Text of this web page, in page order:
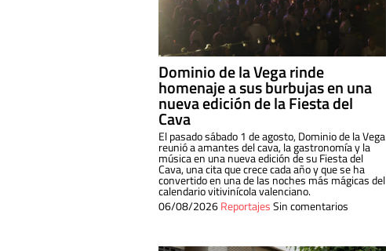
Dominio de la Vega rinde
homenaje a sus burbujas en una
nueva edición de la Fiesta del
Cava
El pasado sábado 1 de agosto, Dominio de la Vega
reunió a amantes del cava, la gastronomía y la
música en una nueva edición de su Fiesta del
Cava, una cita que crece cada año y que se ha
convertido en una de las noches más mágicas del
calendario vitivinícola valenciano.
06/08/2026ReportajesSin comentarios